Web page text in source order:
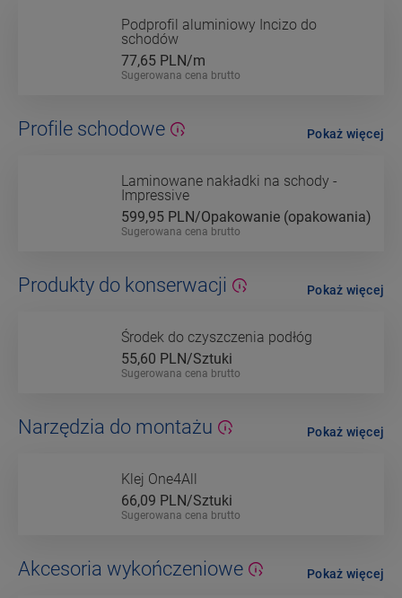
Podprofil aluminiowy Incizo do
schodów
77,65 PLN/m
Sugerowana cena brutto
Profile schodowe
Laminowane nakładki na schody -
Impressive
599,95 PLN/Opakowanie (opakowania)
Sugerowana cena brutto
Pokaż więcej
Produkty do konserwacji
Środek do czyszczenia podłóg
55,60 PLN/Sztuki
Sugerowana cena brutto
Pokaż więcej
Narzędzia do montażu
Klej One4All
66,09 PLN/Sztuki
Sugerowana cena brutto
Pokaż więcej
Akcesoria wykończeniowe Pokaż więcej